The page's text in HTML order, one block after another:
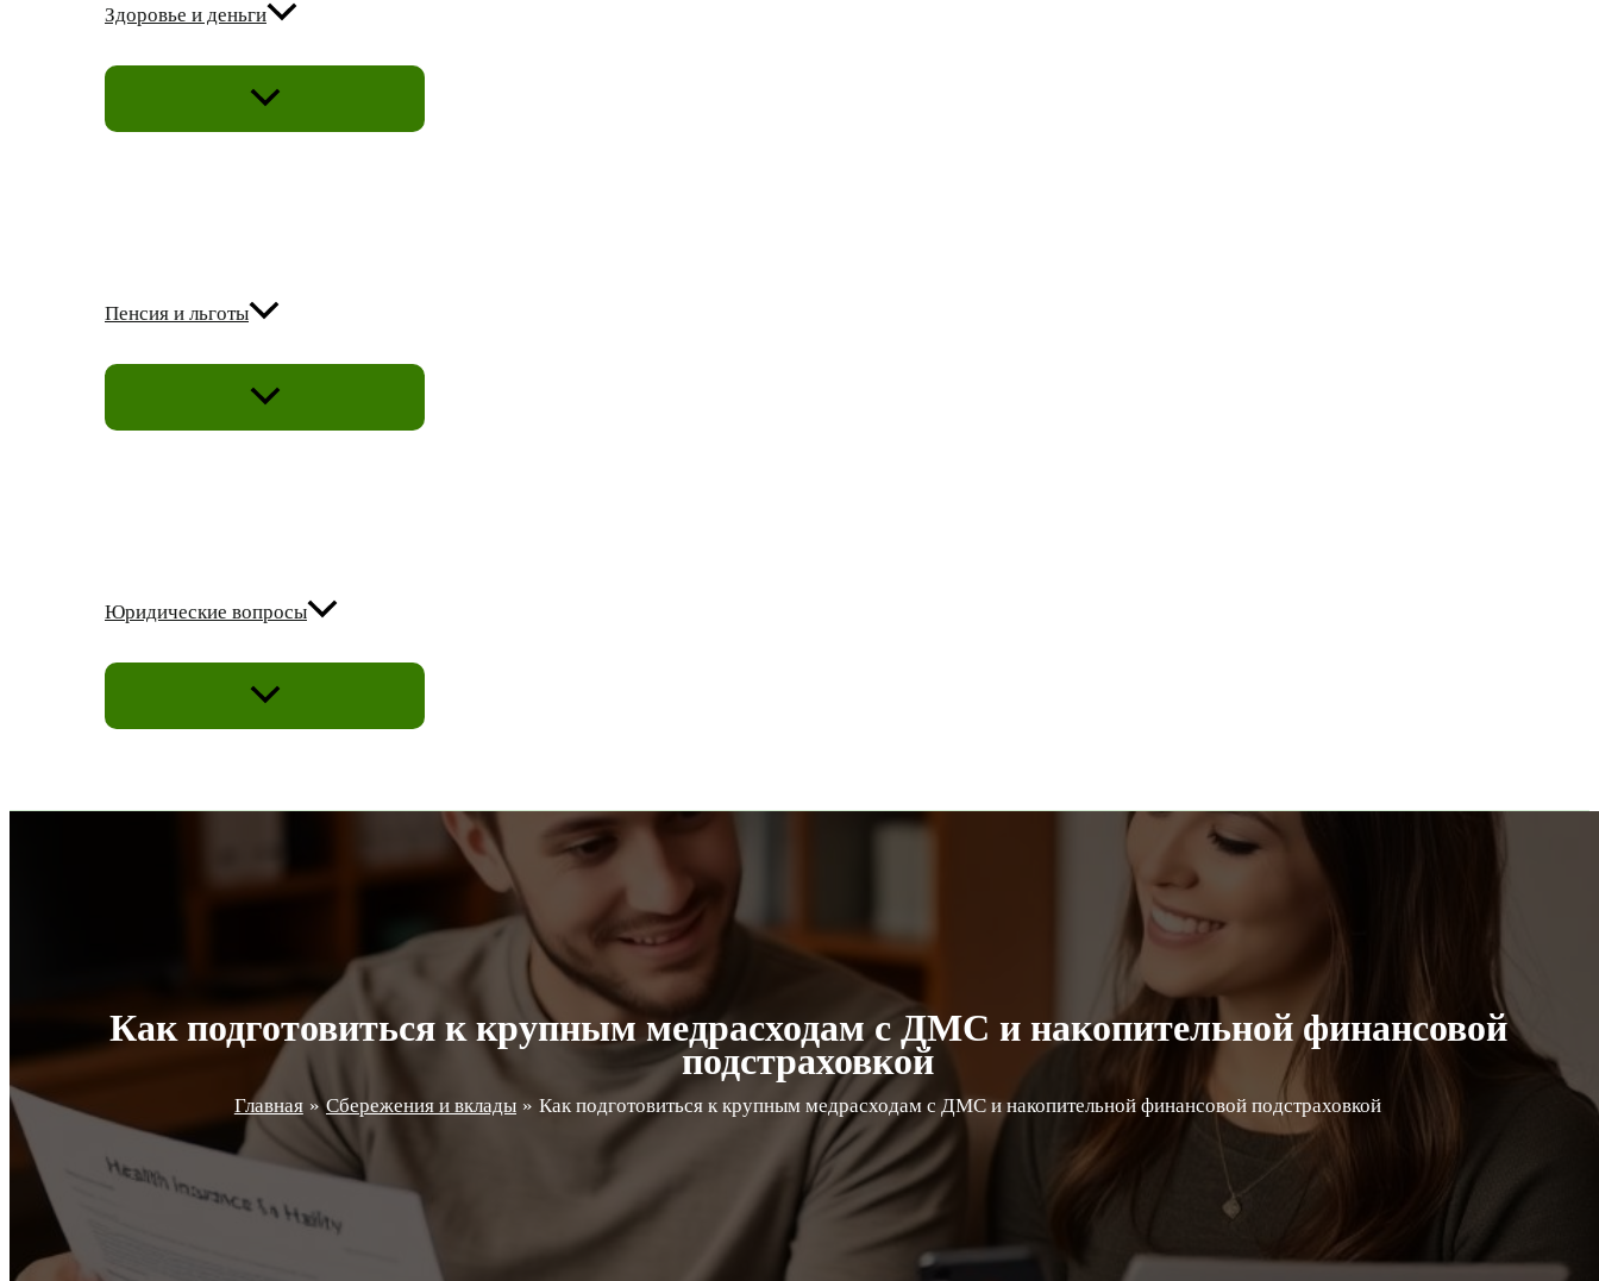
Здоровье и деньги
ПЕРЕКЛЮЧАТЕЛЬ
Пенсия и льготы
ПЕРЕКЛЮЧАТЕЛЬ
Юридические вопросы
ПЕРЕКЛЮЧАТЕЛЬ
Как подготовиться к крупным медрасходам с ДМС и накопительной финансовой
подстраховкой
Главная Сбережения и вклады Как подготовиться к крупным медрасходам с ДМС и накопительной финансовой подстраховкой